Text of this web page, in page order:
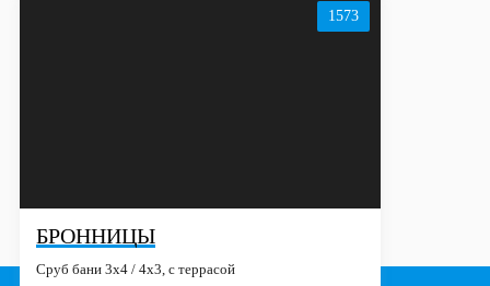
1573
БРОННИЦЫ
Сруб бани 3х4 / 4x3, с террасой